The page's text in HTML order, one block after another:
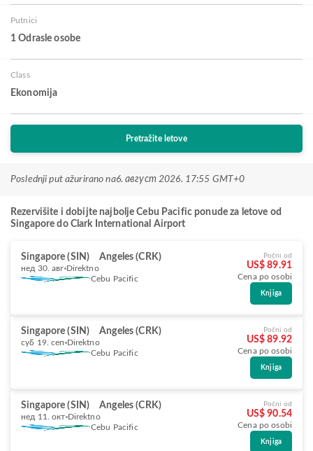
Putnici
1 Odrasle osobe
Class
Ekonomija
Pretražite letove
Poslednji put ažurirano na6. август 2026. 17:55 GMT+0
Rezervišite i dobijte najbolje Cebu Pacific ponude za letove od
Singapore do Clark International Airport
Singapore (SIN) Angeles (CRK)
нед 30. авг Direktno
Cebu Pacific
Počni od
US$ 89.91
Cena po osobi
Knjiga
Singapore (SIN) Angeles (CRK)
суб 19. сеп Direktno
Cebu Pacific
Počni od
US$ 89.92
Cena po osobi
Knjiga
Singapore (SIN) Angeles (CRK)
нед 11. окт Direktno
Cebu Pacific
Počni od
US$ 90.54
Cena po osobi
Knjiga